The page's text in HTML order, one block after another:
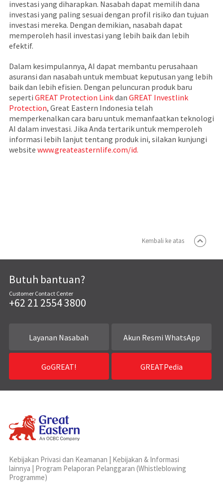
investasi yang diharapkan. Nasabah dapat memilih dana
investasi yang paling sesuai dengan profil risiko dan tujuan
investasi mereka. Dengan demikian, nasabah dapat
memperoleh hasil investasi yang lebih baik dan lebih
efektif.
Dalam kesimpulannya, AI dapat membantu perusahaan
asuransi dan nasabah untuk membuat keputusan yang lebih
baik dan lebih efisien. Dengan peluncuran produk baru
seperti GREAT Protection Linkdan GREAT Investlink
Protection, Great Eastern Indonesia telah
memperkenalkan cara baru untuk memanfaatkan teknologi
AI dalam investasi. Jika Anda tertarik untuk memperoleh
informasi lebih lanjut tentang produk ini, silakan kunjungi
website www.greateasternlife.com/id.
Kembali ke atas
Butuh bantuan?
Customer Contact Center
+62 21 2554 3800
Layanan Nasabah Akun Resmi WhatsApp
GoGREAT! GREATPedia
Kebijakan Privasi dan Keamanan | Kebijakan & Informasi
lainnya | Program Pelaporan Pelanggaran (Whistleblowing
Programme)